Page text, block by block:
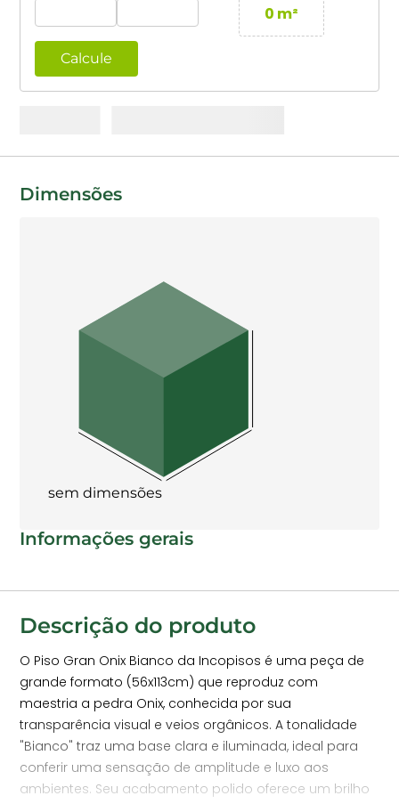
0 m²
Calcule
Dimensões
sem dimensões
Informações gerais
Descrição do produto
O Piso Gran Onix Bianco da Incopisos é uma peça de
grande formato (56x113cm) que reproduz com
maestria a pedra Onix, conhecida por sua
transparência visual e veios orgânicos. A tonalidade
"Bianco" traz uma base clara e iluminada, ideal para
conferir uma sensação de amplitude e luxo aos
ambientes. Seu acabamento polido oferece um brilho